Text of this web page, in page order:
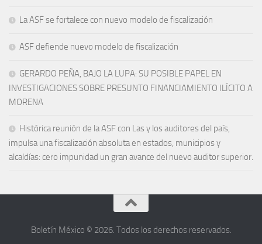
La ASF se fortalece con nuevo modelo de fiscalización
ASF defiende nuevo modelo de fiscalización
GERARDO PEÑA, BAJO LA LUPA: SU POSIBLE PAPEL EN
INVESTIGACIONES SOBRE PRESUNTO FINANCIAMIENTO ILÍCITO A
MORENA
Histórica reunión de la ASF con Las y los auditores del país,
impulsa una fiscalización absoluta en estados, municipios y
alcaldías: cero impunidad un gran avance del nuevo auditor superior.
Boletín México © 2026. Todos los derechos reservados.